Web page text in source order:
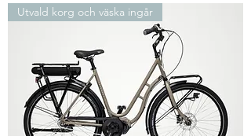
Utvald korg och väska ingår